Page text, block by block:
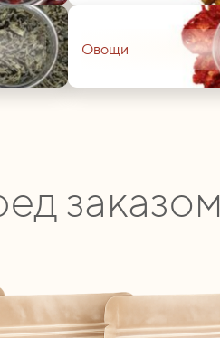
Овощи
заказом